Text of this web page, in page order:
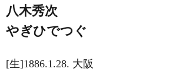
八木秀次
やぎひでつぐ
[生]1886.1.28. 大阪